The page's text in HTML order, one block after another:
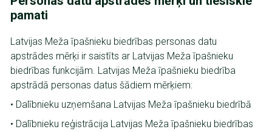
pamati
Latvijas Meža īpašnieku biedrības personas datu
apstrādes mērķi ir saistīts ar Latvijas Meža īpašnieku
biedrības funkcijām. Latvijas Meža īpašnieku biedrība
apstrādā personas datus šādiem mērķiem:
• Dalībnieku uzņemšana Latvijas Meža īpašnieku biedrībā
• Dalībnieku reģistrācija Latvijas Meža īpašnieku biedrības